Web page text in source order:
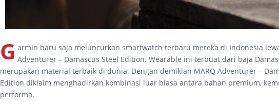
G armin baru saja meluncurkan smartwatch terbaru mereka di Indonesia
Adventurer – Damascus Steel Edition. Wearable ini terbuat dari baja
merupakan material terbaik di dunia. Dengan demikian MARQ Adventurer –
Edition diklaim menghadirkan kombinasi luar biasa antara bahan premium,
performa.